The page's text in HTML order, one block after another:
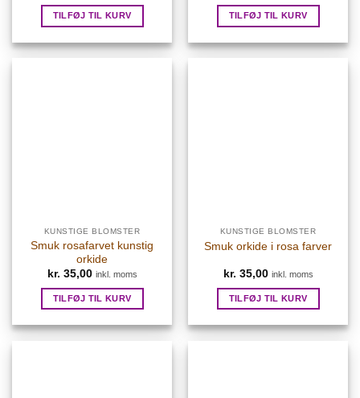
TILFØJ TIL KURV TILFØJ TIL KURV
KUNSTIGE BLOMSTER
Smuk rosafarvet kunstig
orkide
kr. 35,00 inkl. moms
TILFØJ TIL KURV
KUNSTIGE BLOMSTER
Smuk orkide i rosa farver
kr. 35,00 inkl. moms
TILFØJ TIL KURV